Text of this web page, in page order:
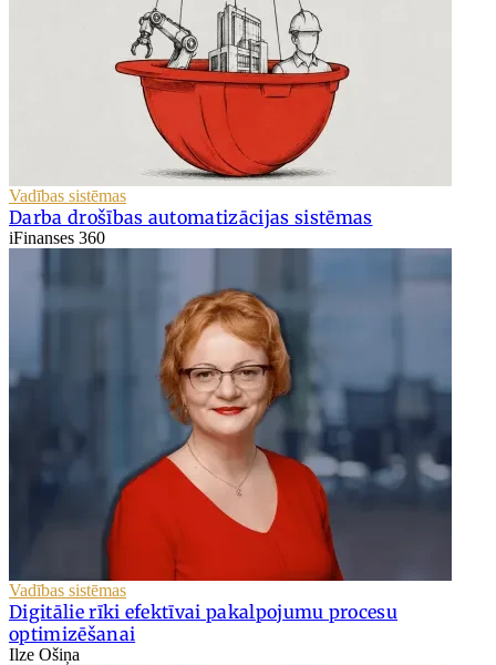
Vadības sistēmas
Darba drošības automatizācijas sistēmas
iFinanses 360
Vadības sistēmas
Digitālie rīki efektīvai pakalpojumu procesu
optimizēšanai
Ilze Ošiņa